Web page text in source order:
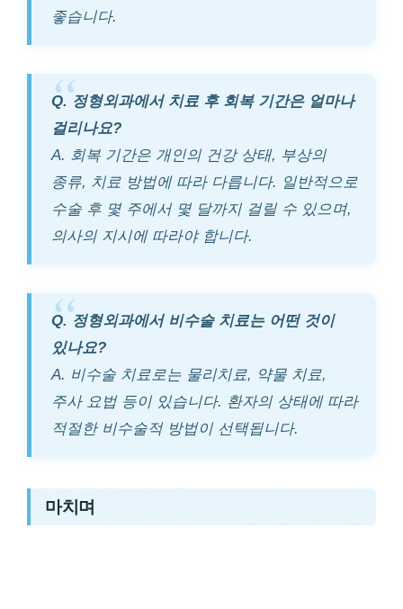
좋습니다.
Q. 정형외과에서 치료 후 회복 기간은 얼마나
걸리나요?
A. 회복 기간은 개인의 건강 상태, 부상의
종류, 치료 방법에 따라 다릅니다. 일반적으로
수술 후 몇 주에서 몇 달까지 걸릴 수 있으며,
의사의 지시에 따라야 합니다.
Q. 정형외과에서 비수술 치료는 어떤 것이
있나요?
A. 비수술 치료로는 물리치료, 약물 치료,
주사 요법 등이 있습니다. 환자의 상태에 따라
적절한 비수술적 방법이 선택됩니다.
마치며